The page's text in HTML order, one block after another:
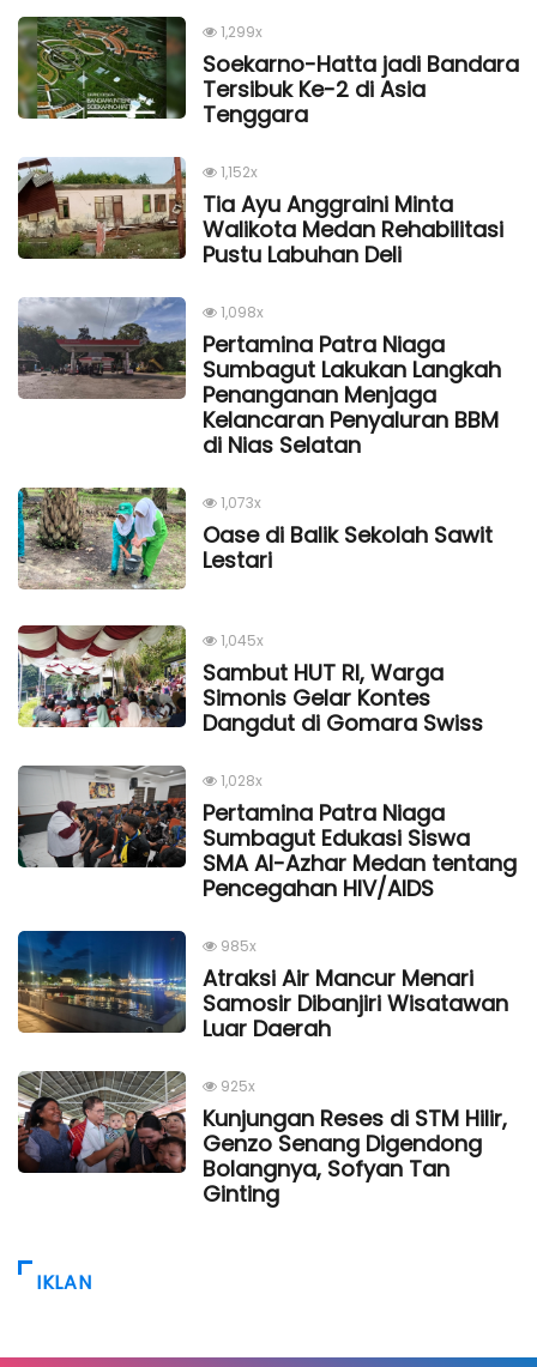
1,299x
Soekarno-Hatta jadi Bandara
Tersibuk Ke-2 di Asia
Tenggara
1,152x
Tia Ayu Anggraini Minta
Walikota Medan Rehabilitasi
Pustu Labuhan Deli
1,098x
Pertamina Patra Niaga
Sumbagut Lakukan Langkah
Penanganan Menjaga
Kelancaran Penyaluran BBM
di Nias Selatan
1,073x
Oase di Balik Sekolah Sawit
Lestari
1,045x
Sambut HUT RI, Warga
Simonis Gelar Kontes
Dangdut di Gomara Swiss
1,028x
Pertamina Patra Niaga
Sumbagut Edukasi Siswa
SMA Al-Azhar Medan tentang
Pencegahan HIV/AIDS
985x
Atraksi Air Mancur Menari
Samosir Dibanjiri Wisatawan
Luar Daerah
925x
Kunjungan Reses di STM Hilir,
Genzo Senang Digendong
Bolangnya, Sofyan Tan
Ginting
IKLAN